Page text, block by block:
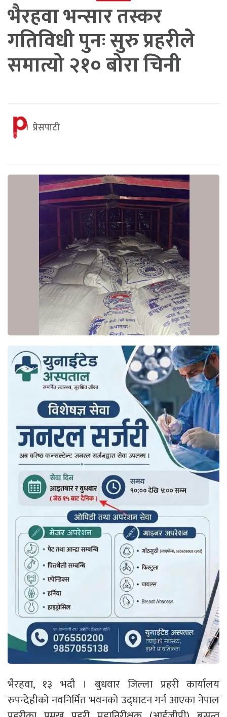
भैरहवा भन्सार तस्कर
गतिविधी पुनः सुरु प्रहरीले
समात्यो २१० बोरा चिनी
प्रेसपाटी
भैरहवा, १३ भदौ । बुधवार जिल्ला प्रहरी कार्यालय
रुपन्देहीको नवनिर्मित भवनको उद्घाटन गर्न आएका नेपाल